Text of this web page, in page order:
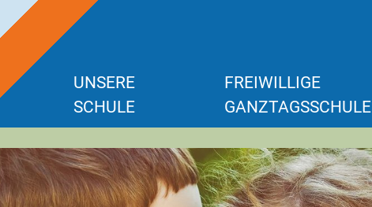
UNSERE
SCHULE
FREIWILLIGE
GANZTAGSSCHULE